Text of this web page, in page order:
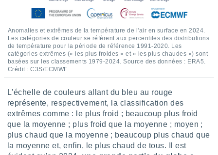
Anomalies et extrêmes de la température de l'air en surface en 2024.
Les catégories de couleur se réfèrent aux percentiles des distributions
de température pour la période de référence 1991-2020. Les
catégories extrêmes (« les plus froides » et « les plus chaudes ») sont
basées sur les classements 1979-2024. Source des données : ERA5.
Crédit : C3S/ECMWF.
L'échelle de couleurs allant du bleu au rouge
représente, respectivement, la classification des
extrêmes comme : le plus froid ; beaucoup plus froid
que la moyenne ; plus froid que la moyenne ; moyen ;
plus chaud que la moyenne ; beaucoup plus chaud que
la moyenne et, enfin, le plus chaud de tous. Il est